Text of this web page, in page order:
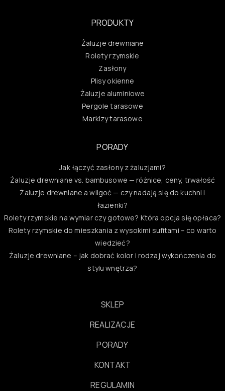
PRODUKTY
Żaluzje drewniane
Rolety rzymskie
Zasłony
Plisy okienne
Żaluzje aluminiowe
Pergole tarasowe
Markizy tarasowe
PORADY
Jak łączyć zasłony z żaluzjami?
Żaluzje drewniane vs. bambusowe — różnice, ceny, trwałość
Żaluzje drewniane a wilgoć — czy nadają się do kuchni i
łazienki?
Rolety rzymskie na wymiar czy gotowe? Która opcja się opłaca?
Rolety rzymskie do mieszkania z wysokimi sufitami – co warto
wiedzieć?
Żaluzje drewniane – jak dobrać kolor i rodzaj wykończenia do
stylu wnętrza?
SKLEP
REALIZACJE
PORADY
KONTAKT
REGULAMIN